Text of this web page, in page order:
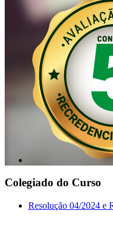
Colegiado do Curso
Resolução 04/2024 e